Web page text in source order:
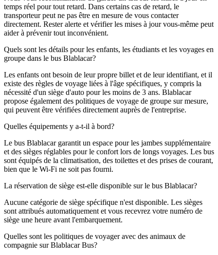
temps réel pour tout retard. Dans certains cas de retard, le
transporteur peut ne pas être en mesure de vous contacter
directement. Rester alerte et vérifier les mises à jour vous-même peut
aider à prévenir tout inconvénient.
Quels sont les détails pour les enfants, les étudiants et les voyages en
groupe dans le bus Blablacar?
Les enfants ont besoin de leur propre billet et de leur identifiant, et il
existe des règles de voyage liées à l'âge spécifiques, y compris la
nécessité d'un siège d'auto pour les moins de 3 ans. Blablacar
propose également des politiques de voyage de groupe sur mesure,
qui peuvent être vérifiées directement auprès de l'entreprise.
Quelles équipements y a-t-il à bord?
Le bus Blablacar garantit un espace pour les jambes supplémentaire
et des sièges réglables pour le confort lors de longs voyages. Les bus
sont équipés de la climatisation, des toilettes et des prises de courant,
bien que le Wi-Fi ne soit pas fourni.
La réservation de siège est-elle disponible sur le bus Blablacar?
Aucune catégorie de siège spécifique n'est disponible. Les sièges
sont attribués automatiquement et vous recevrez votre numéro de
siège une heure avant l'embarquement.
Quelles sont les politiques de voyager avec des animaux de
compagnie sur Blablacar Bus?